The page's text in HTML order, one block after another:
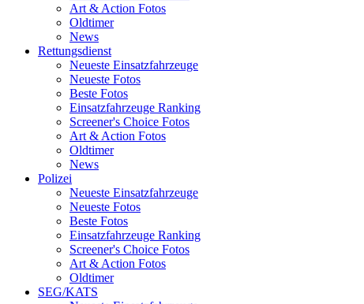
Art & Action Fotos
Oldtimer
News
Rettungsdienst
Neueste Einsatzfahrzeuge
Neueste Fotos
Beste Fotos
Einsatzfahrzeuge Ranking
Screener's Choice Fotos
Art & Action Fotos
Oldtimer
News
Polizei
Neueste Einsatzfahrzeuge
Neueste Fotos
Beste Fotos
Einsatzfahrzeuge Ranking
Screener's Choice Fotos
Art & Action Fotos
Oldtimer
SEG/KATS